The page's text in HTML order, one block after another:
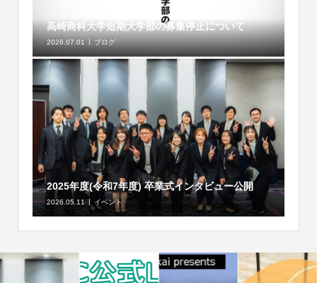
高崎商科大学短期大学部の募集停止について
2026.07.01 ブログ
2025年度(令和7年度) 卒業式インタビュー公開
2026.05.11 イベント